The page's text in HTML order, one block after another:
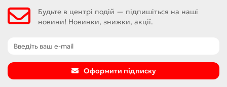
Будьте в центрі подій — підпишіться на наші
новини! Новинки, знижки, акції.
Оформити підписку